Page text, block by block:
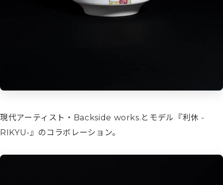
現代アーティスト・Backside works.とモデル『利休 -
RIKYU-』のコラボレーション。